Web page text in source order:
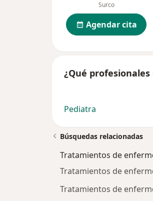
Surco
Agendar cita
¿Qué
Pediatra
Búsquedas relacionadas
Tratamientos de
Tratamientos de
Tratamientos de